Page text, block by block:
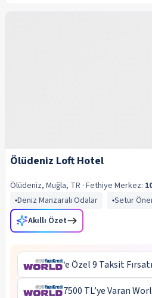
Ölüdeniz Loft Hotel
Ölüdeniz, Muğla, TR · Fethiye Merkez:
Deniz Manzaralı Odalar
Setur
Akıllı Özet
‘e Özel 9 Taksit
7500 TL’ye Varan